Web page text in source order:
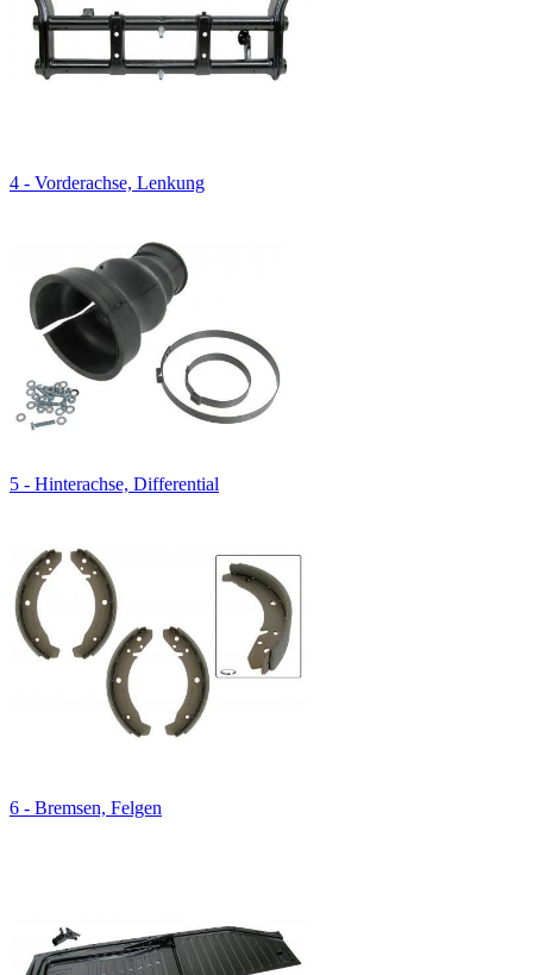
4 - Vorderachse, Lenkung
5 - Hinterachse, Differential
6 - Bremsen, Felgen